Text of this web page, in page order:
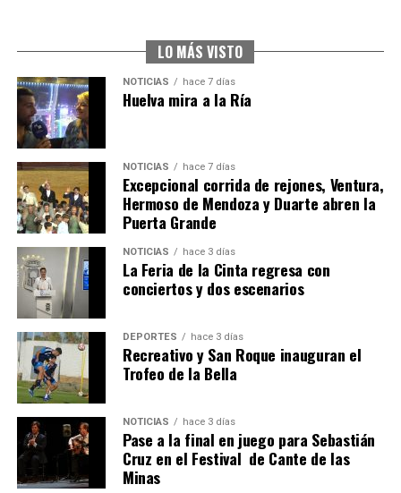
Huelvatv
4º DÍA DE LAS FIESTAS COLOMBINAS 2026
hace 1 semana · Huelvatv
SEXTA CORRIDA DE LAS FIESTAS COLOMBINAS
2026
LO MÁS VISTO
NOTICIAS hace 7 días
Huelva mira a la Ría
NOTICIAS hace 7 días
Excepcional corrida de rejones, Ventura,
Hermoso de Mendoza y Duarte abren la
Puerta Grande
NOTICIAS hace 3 días
La Feria de la Cinta regresa con
conciertos y dos escenarios
DEPORTES hace 3 días
Recreativo y San Roque inauguran el
Trofeo de la Bella
NOTICIAS hace 3 días
Pase a la final en juego para Sebastián
Cruz en el Festival de Cante de las
Minas